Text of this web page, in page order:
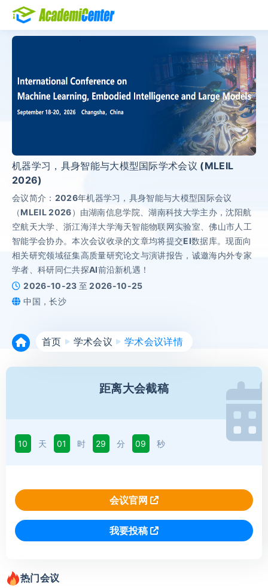
机器学习，具身智能与大模型国际学术会议 (MLEIL
2026)
会议简介：2026年机器学习，具身智能与大模型国际会议
（MLEIL 2026）由湖南信息学院、湖南科技大学主办，沈阳航
空航天大学、浙江海洋大学海天智能物联网实验室、佛山市人工
智能学会协办。本次会议收录的文章均将提交EI数据库。现面向
相关研究领域征集高质量研究论文与演讲报告，诚邀海内外专家
学者、科研同仁共探AI前沿新机遇！
2026-10-23 至 2026-10-25
中国，长沙
首页 学术会议 学术会议详情
距离大会截稿
10 天 01 时 29 分 07 秒
会议官网
我要投稿
热门会议